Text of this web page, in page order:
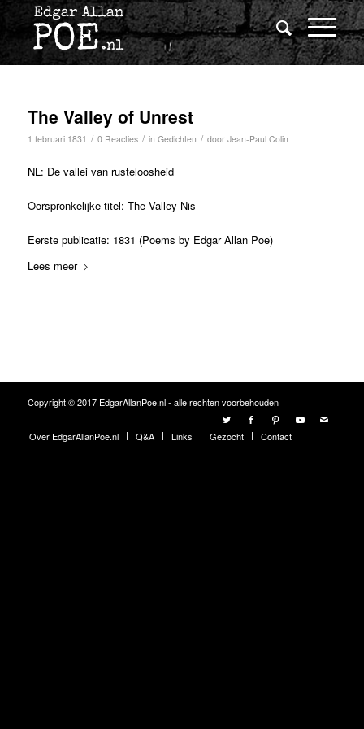
The Valley of Unrest
1 februari 1831 / 0 Reacties / in Gedichten / door Jean-Paul Colin
NL: De vallei van rusteloosheid
Oorspronkelijke titel: The Valley Nis
Eerste publicatie: 1831 (Poems by Edgar Allan Poe)
Lees meer
Copyright © 2017 EdgarAllanPoe.nl - alle rechten voorbehouden
Over EdgarAllanPoe.nl Q&A Links Gezocht Contact